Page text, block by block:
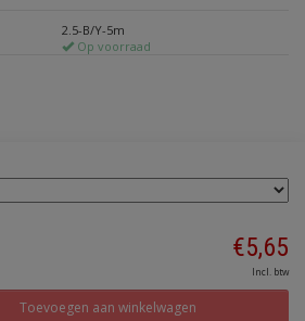
2.5-B/Y-5m
Op voorraad
€5,65
Incl. btw
Toevoegen aan winkelwagen